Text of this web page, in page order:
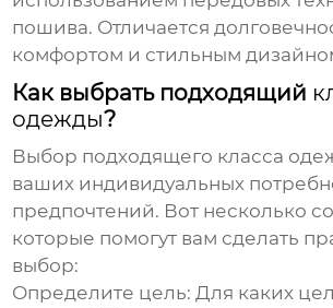
пошива. Отличается
комфортом и стильным
Как выбрать подходящий
одежды?
Выбор подходящего класса
ваших индивидуальных
предпочтений. Вот несколько
которые помогут вам сделать
выбор:
Определите цель: Для каких